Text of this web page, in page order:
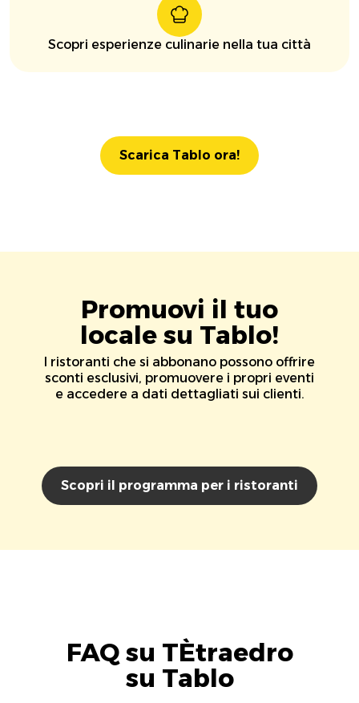
Scopri esperienze culinarie nella tua città
Scarica Tablo ora!
Promuovi il tuo
locale su Tablo!
I ristoranti che si abbonano possono offrire
sconti esclusivi, promuovere i propri eventi
e accedere a dati dettagliati sui clienti.
Scopri il programma per i ristoranti
FAQ su TÈtraedro
su Tablo